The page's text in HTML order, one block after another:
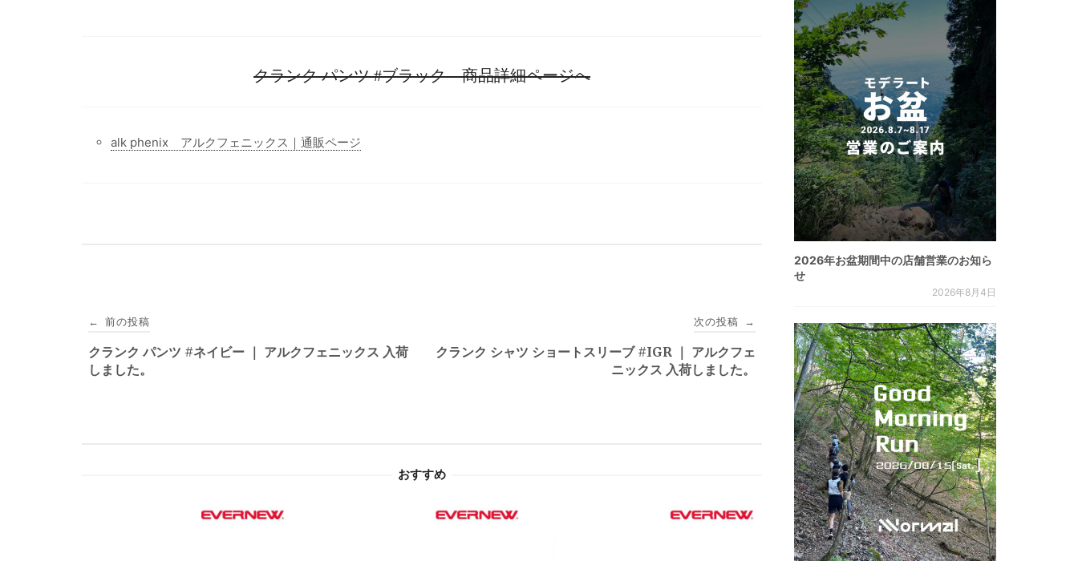
クランク パンツ #ブラック 商品詳細ページへ
alk phenix アルクフェニックス｜通販ページ
稿
ナ
← 前の投稿
クランク パンツ #ネイビー ｜ アルクフェニックス 入荷
しました。
次の投稿 →
クランク シャツ ショートスリーブ #IGR ｜ アルクフェ
ニックス 入荷しました。
おすすめ
2026年お盆期間中の店舗営業のお知ら
せ
2026年8月4日